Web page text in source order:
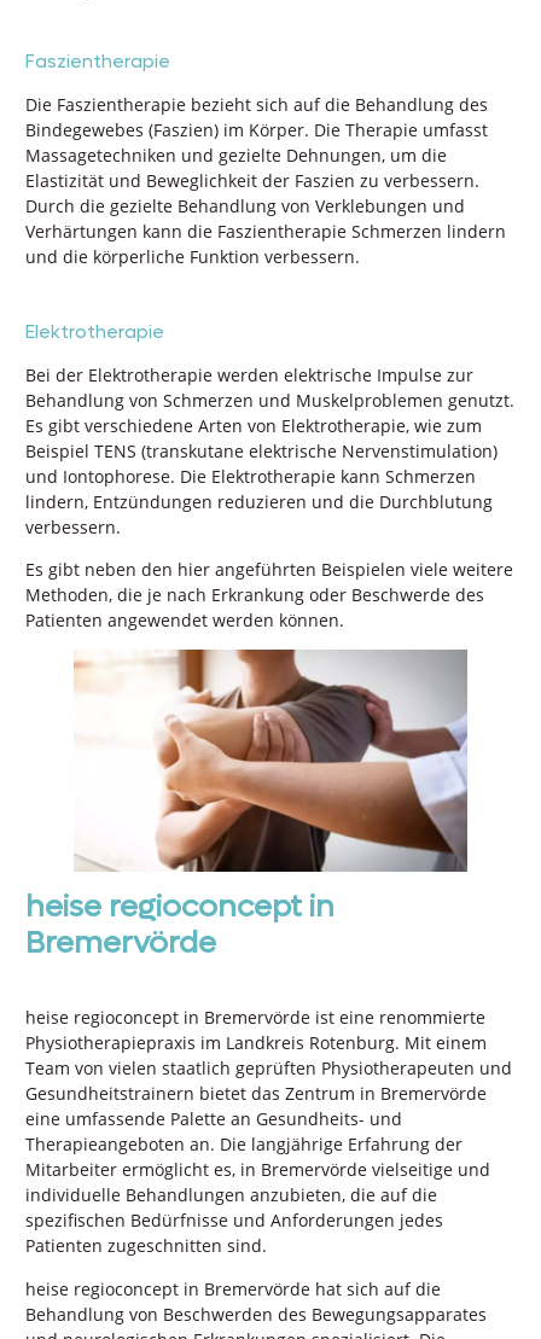
Faszientherapie
Die Faszientherapie bezieht sich auf die Behandlung des
Bindegewebes (Faszien) im Körper. Die Therapie umfasst
Massagetechniken und gezielte Dehnungen, um die
Elastizität und Beweglichkeit der Faszien zu verbessern.
Durch die gezielte Behandlung von Verklebungen und
Verhärtungen kann die Faszientherapie Schmerzen lindern
und die körperliche Funktion verbessern.
Elektrotherapie
Bei der Elektrotherapie werden elektrische Impulse zur
Behandlung von Schmerzen und Muskelproblemen genutzt.
Es gibt verschiedene Arten von Elektrotherapie, wie zum
Beispiel TENS (transkutane elektrische Nervenstimulation)
und Iontophorese. Die Elektrotherapie kann Schmerzen
lindern, Entzündungen reduzieren und die Durchblutung
verbessern.
Es gibt neben den hier angeführten Beispielen viele weitere
Methoden, die je nach Erkrankung oder Beschwerde des
Patienten angewendet werden können.
heise regioconcept in
Bremervörde
heise regioconcept in Bremervörde ist eine renommierte
Physiotherapiepraxis im Landkreis Rotenburg. Mit einem
Team von vielen staatlich geprüften Physiotherapeuten und
Gesundheitstrainern bietet das Zentrum in Bremervörde
eine umfassende Palette an Gesundheits- und
Therapieangeboten an. Die langjährige Erfahrung der
Mitarbeiter ermöglicht es, in Bremervörde vielseitige und
individuelle Behandlungen anzubieten, die auf die
spezifischen Bedürfnisse und Anforderungen jedes
Patienten zugeschnitten sind.
heise regioconcept in Bremervörde hat sich auf die
Behandlung von Beschwerden des Bewegungsapparates